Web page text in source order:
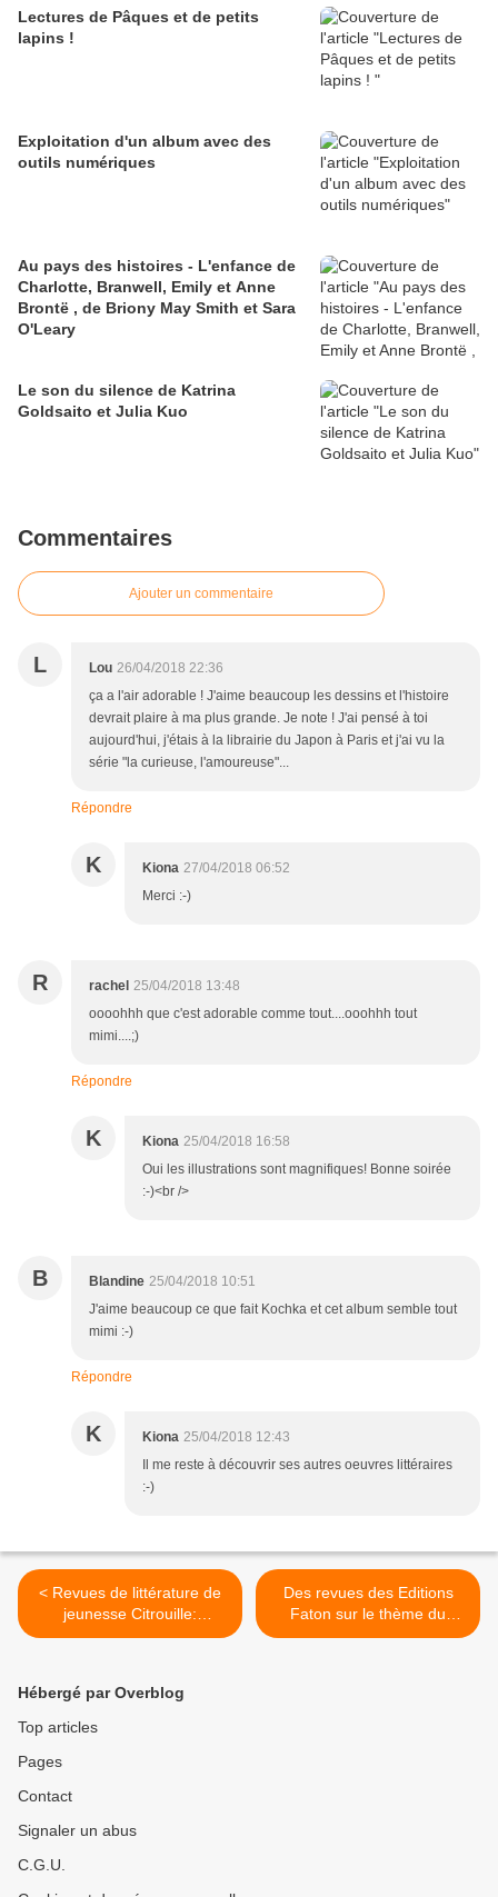
Lectures de Pâques et de petits
lapins !
Exploitation d'un album avec des
outils numériques
Au pays des histoires - L'enfance de
Charlotte, Branwell, Emily et Anne
Brontë , de Briony May Smith et Sara
O'Leary
Le son du silence de Katrina
Goldsaito et Julia Kuo
Commentaires
Ajouter un commentaire
L Lou 26/04/2018 22:36
ça a l'air adorable ! J'aime beaucoup les dessins et l'histoire
devrait plaire à ma plus grande. Je note ! J'ai pensé à toi
aujourd'hui, j'étais à la librairie du Japon à Paris et j'ai vu la
série "la curieuse, l'amoureuse"...
Répondre
K Kiona 27/04/2018 06:52
Merci :-)
R rachel 25/04/2018 13:48
oooohhh que c'est adorable comme tout....ooohhh tout
mimi....;)
Répondre
K Kiona 25/04/2018 16:58
Oui les illustrations sont magnifiques! Bonne soirée
:-)<br />
B Blandine 25/04/2018 10:51
J'aime beaucoup ce que fait Kochka et cet album semble tout
mimi :-)
Répondre
K Kiona 25/04/2018 12:43
Il me reste à découvrir ses autres oeuvres littéraires
:-)
< Revues de littérature de
jeunesse Citrouille:
téléchargement gratuit du
Des revues des Editions
Faton sur le thème du
Japon >
Hébergé par Overblog
Top articles
Pages
Contact
Signaler un abus
C.G.U.